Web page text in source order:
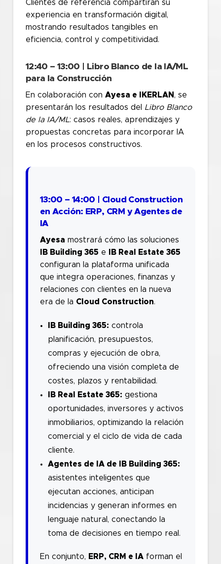
Clientes de referencia compartirán su
experiencia en transformación digital,
mostrando resultados tangibles en
eficiencia, control y competitividad.
12:40 – 13:00 | Libro Blanco de la IA/ML
para la Construcción
En colaboración con Ayesa e IKERLAN, se
presentarán los resultados del Libro Blanco
de la IA/ML: casos reales, aprendizajes y
propuestas concretas para incorporar IA
en los procesos constructivos.
13:00 – 14:00 | Cloud Construction
en Acción: ERP, CRM y Agentes de
IA
Ayesa mostrará cómo las soluciones
IB Building 365 e
IB Real Estate 365
configuran la plataforma unificada
que integra operaciones, finanzas y
relaciones con clientes en la nueva
era de la Cloud Construction.
IB Building 365: controla
planificación, presupuestos,
compras y ejecución de obra,
ofreciendo una visión completa de
costes, plazos y rentabilidad.
IB Real Estate 365: gestiona
oportunidades, inversores y activos
inmobiliarios, optimizando la relación
comercial y el ciclo de vida de cada
cliente.
Agentes de IA de IB Building 365:
asistentes inteligentes que
ejecutan acciones, anticipan
incidencias y generan informes en
lenguaje natural, conectando la
toma de decisiones en tiempo real.
En conjunto, ERP, CRM e IAforman el